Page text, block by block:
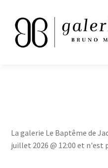
La galerie Le Baptême de
juillet 2026 @ 12:00 et n'est